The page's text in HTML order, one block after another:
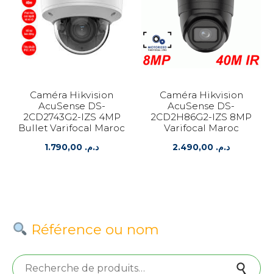
Caméra Hikvision
AcuSense DS-
2CD2743G2-IZS 4MP
Bullet Varifocal Maroc
د.م.
Caméra Hikvision
AcuSense DS-
2CD2H86G2-IZS 8MP
Varifocal Maroc
د.م.
Référence ou nom
Recherche pour :